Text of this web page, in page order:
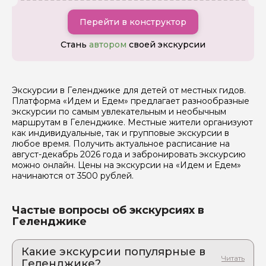
Перейти в конструктор
Стань автором своей экскурсии
Экскурсии в Геленджике для детей от местных гидов.
Платформа «Идем и Едем» предлагает разнообразные
экскурсии по самым увлекательным и необычным
маршрутам в Геленджике. Местные жители организуют
как индивидуальные, так и групповые экскурсии в
любое время. Получить актуальное расписание на
август-декабрь 2026 года и забронировать экскурсию
можно онлайн. Цены на экскурсии на «Идем и Едем»
начинаются от 3500 рублей.
Частые вопросы об экскурсиях в
Геленджике
Какие экскурсии популярные в